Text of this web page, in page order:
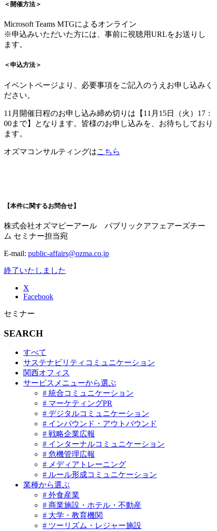
＜開催方法＞
Microsoft Teams MTGによるオンライン
※申込みいただいた方には、事前に視聴用URLをお送りし
ます。
＜申込方法＞
イベントページより、必要事項をご記入のうえお申し込みく
ださい。
11月開催日程のお申し込み締め切りは【11月15日（火）17：
00まで】となります。皆様のお申し込みを、お待ちしており
ます。
オズマコンサルティングはこちら
【本件に関するお問合せ】
株式会社オズマピーアール パブリックアフェアーズチー
ム セミナー担当宛
E-mail: public-affairs@ozma.co.jp
終了いたしました
X
Facebook
セミナー
SEARCH
すべて
サステナビリティコミュニケーション
関西オフィス
サービスメニューから選ぶ
# 統合コミュニケーション
# マーケティングPR
# デジタルコミュニケーション
# インバウンド・アウトバウンド
# 戦略企業広報
# インターナルコミュニケーション
# 危機管理広報
# メディアトレーニング
# ルール形成コミュニケーション
業種から選ぶ
# 外食産業
# 商業施設・ホテル・不動産
# 大学・教育機関
# ツーリズム・レジャー施設